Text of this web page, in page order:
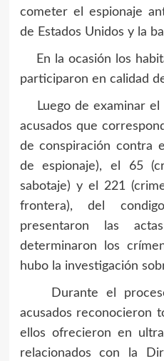
cometer el espionaje
de Estados Unidos y la
En la ocasión los
participaron en calidad
Luego de examinar el
acusados que
de conspiración contra
de espionaje), el 65
sabotaje) y el 221
frontera), del
presentaron las
determinaron los
hubo la investigación
Durante el proceso
acusados reconocieron
ellos ofrecieron en
relacionados con la